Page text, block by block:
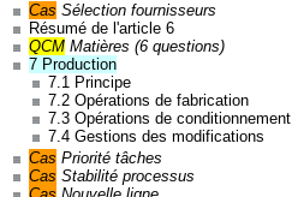
Cas Sélection fournisseurs
Résumé de l'article 6
QCM Matières (6 questions)
7 Production
7.1 Principe
7.2 Opérations de fabrication
7.3 Opérations de conditionnement
7.4 Gestions des modifications
Cas Priorité tâches
Cas Stabilité processus